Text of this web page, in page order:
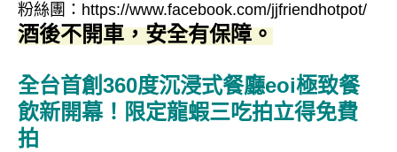
粉絲團：https://www.facebook.com/jjfriendhotpot/
酒後不開車，安全有保障。
全台首創360度沉浸式餐廳eoi極致餐
飲新開幕！限定龍蝦三吃拍立得免費
拍